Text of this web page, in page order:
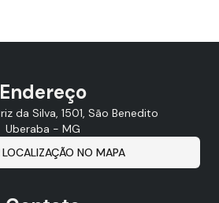
Endereço
da Silva, 1501, São Benedito
Uberaba - MG
LOCALIZAÇÃO NO MAPA